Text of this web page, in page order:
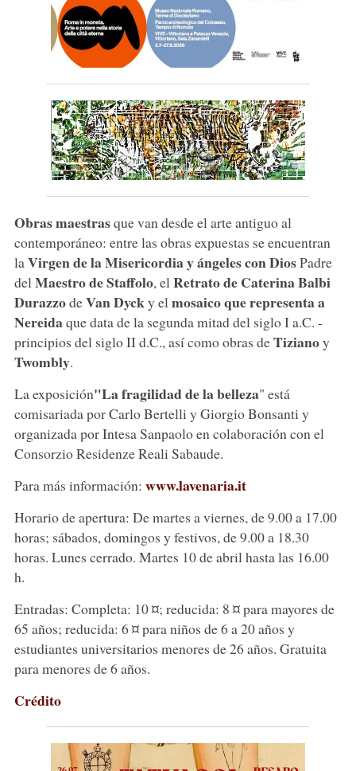
Obras maestrasque van desde el arte antiguo al
contemporáneo: entre las obras expuestas se encuentran
la Virgen de la Misericordia y ángeles con DiosPadre
del Maestro de Staffolo, el Retrato de Caterina Balbi
DurazzodeVan Dycky el mosaico que representa a
Nereidaque data de la segunda mitad del siglo I a.C. -
principios del siglo II d.C., así como obras deTizianoy
Twombly.
La exposición"La fragilidad de la belleza" está
comisariada por Carlo Bertelli y Giorgio Bonsanti y
organizada por Intesa Sanpaolo en colaboración con el
Consorzio Residenze Reali Sabaude.
Para más información: www.lavenaria.it
Horario de apertura: De martes a viernes, de 9.00 a 17.00
horas; sábados, domingos y festivos, de 9.00 a 18.30
horas. Lunes cerrado. Martes 10 de abril hasta las 16.00
h.
Entradas: Completa: 10 ¤; reducida: 8 ¤ para mayores de
65 años; reducida: 6 ¤ para niños de 6 a 20 años y
estudiantes universitarios menores de 26 años. Gratuita
para menores de 6 años.
Crédito